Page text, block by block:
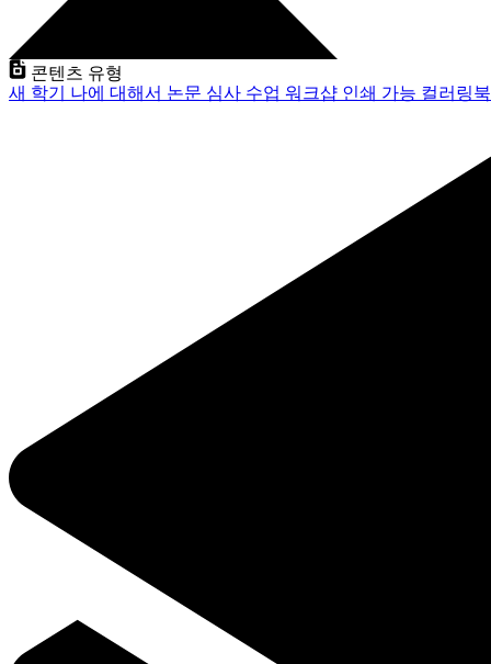
콘텐츠 유형
새 학기 나에 대해서 논문 심사 수업 워크샵 인쇄 가능 컬러링북